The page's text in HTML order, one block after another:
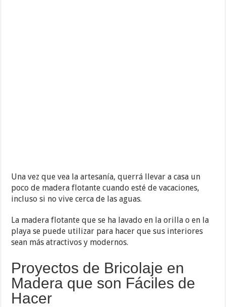
Una vez que vea la artesanía, querrá llevar a casa un
poco de madera flotante cuando esté de vacaciones,
incluso si no vive cerca de las aguas.
La madera flotante que se ha lavado en la orilla o en la
playa se puede utilizar para hacer que sus interiores
sean más atractivos y modernos.
Proyectos de Bricolaje en
Madera que son Fáciles de
Hacer